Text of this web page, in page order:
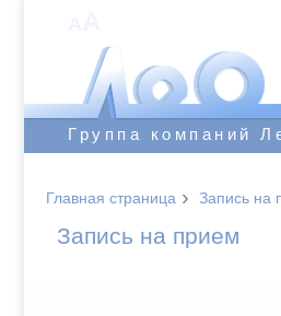
Группа компаний
Главная страница › Запись на
Запись на прием